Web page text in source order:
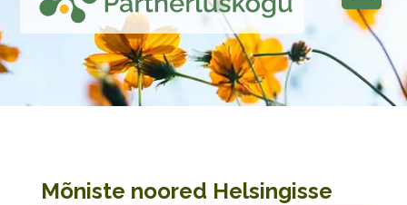
Mõniste noored Helsingisse